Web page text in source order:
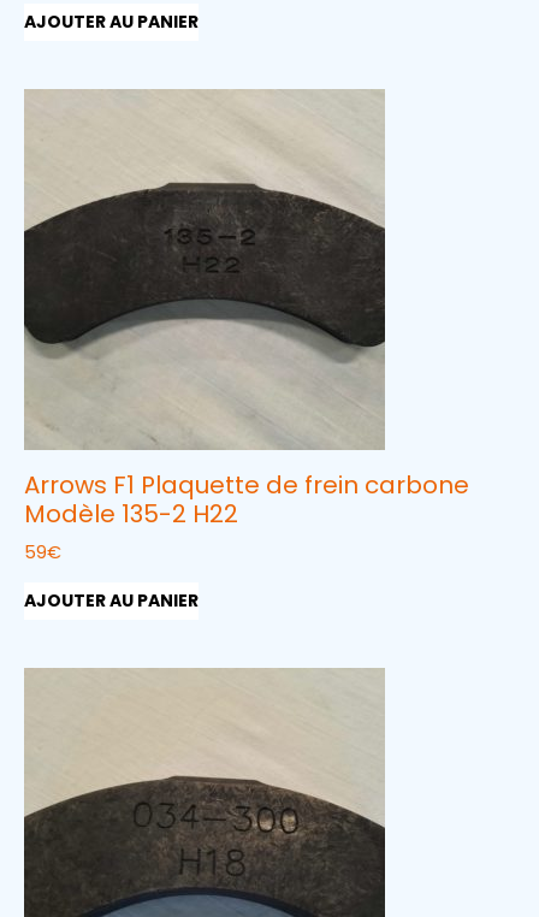
AJOUTER AU PANIER
Arrows F1 Plaquette de frein carbone
Modèle 135-2 H22
59€
AJOUTER AU PANIER